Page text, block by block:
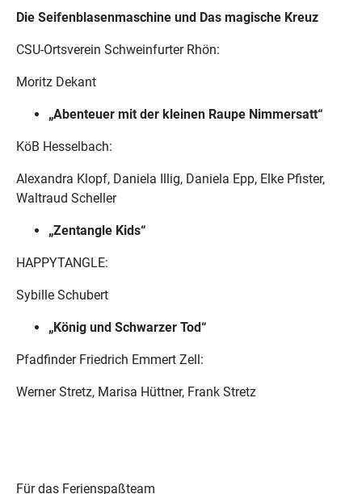
Die Seifenblasenmaschine und Das magische Kreuz
CSU-Ortsverein Schweinfurter Rhön:
Moritz Dekant
„Abenteuer mit der kleinen Raupe Nimmersatt“
KöB Hesselbach:
Alexandra Klopf, Daniela Illig, Daniela Epp, Elke Pfister,
Waltraud Scheller
„Zentangle Kids“
HAPPYTANGLE:
Sybille Schubert
„König und Schwarzer Tod“
Pfadfinder Friedrich Emmert Zell:
Werner Stretz, Marisa Hüttner, Frank Stretz
Für das Ferienspaßteam